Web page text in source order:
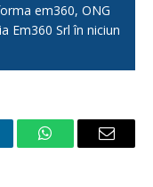
em360, ONG
Em360 Srl în niciun
WhatsAppEmail